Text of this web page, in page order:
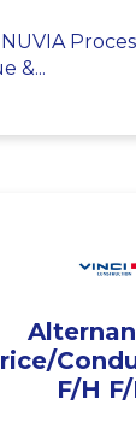
&...
F/H